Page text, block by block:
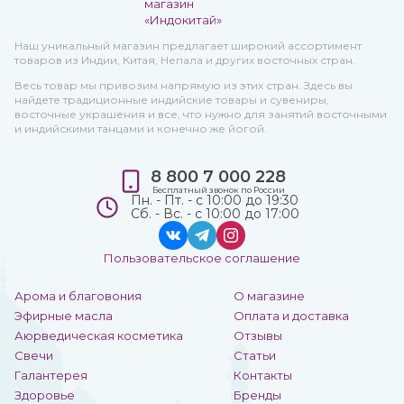
Наш уникальный магазин предлагает широкий ассортимент
товаров из Индии, Китая, Непала и других восточных стран.
Весь товар мы привозим напрямую из этих стран. Здесь вы
найдете традиционные индийские товары и сувениры,
восточные украшения и все, что нужно для занятий восточными
и индийскими танцами и конечно же йогой.
Арома и благовония
Эфирные масла
Аюрведическая косметика
Свечи
Галантерея
Здоровье
О магазине
Оплата и доставка
Отзывы
Статьи
Контакты
Бренды
8 800 7 000 228
Бесплатный звонок по России
Пн. - Пт. - с 10:00 до 19:30
Сб. - Вс. - с 10:00 до 17:00
Пользовательское соглашение